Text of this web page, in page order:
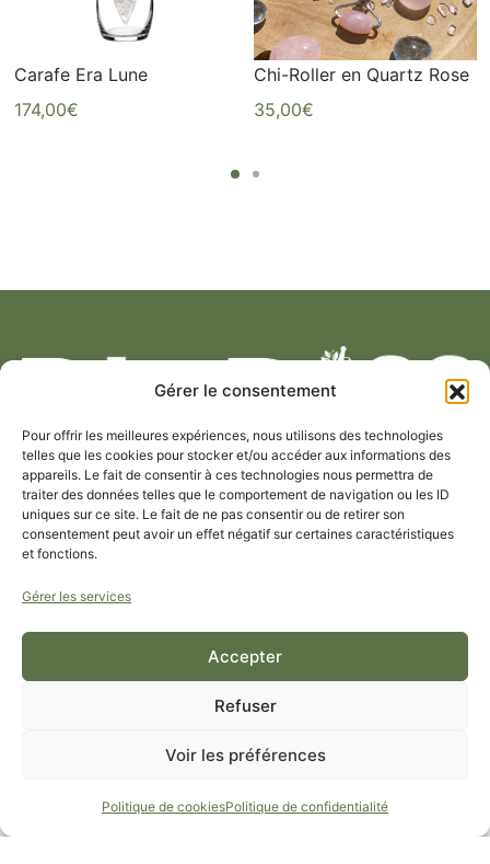
Gérer le consentement
Pour offrir les meilleures expériences, nous utilisons des technologies
telles que les cookies pour stocker et/ou accéder aux informations des
appareils. Le fait de consentir à ces technologies nous permettra de
traiter des données telles que le comportement de navigation ou les ID
uniques sur ce site. Le fait de ne pas consentir ou de retirer son
consentement peut avoir un effet négatif sur certaines caractéristiques
et fonctions.
Gérer les services
Accepter
Refuser
Voir les préférences
Politique de cookiesPolitique de confidentialité
Carafe Era Lune
174,00€
Chi-Roller en Quartz Rose
35,00€
PROTÉGEZ VOTRE ÉNERGIE, VIBREZ PLUS FORT.
EN SAVOIR PLUS